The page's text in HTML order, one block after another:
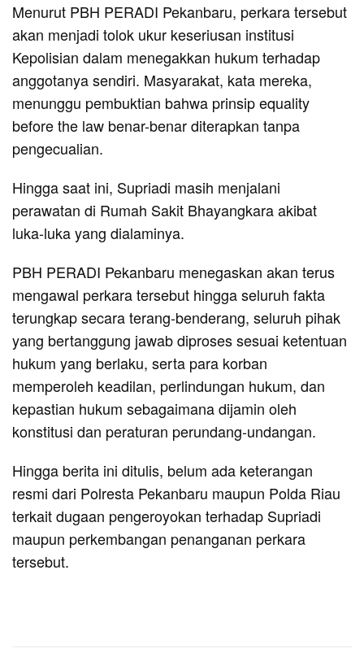
Menurut PBH PERADI Pekanbaru, perkara tersebut
akan menjadi tolok ukur keseriusan institusi
Kepolisian dalam menegakkan hukum terhadap
anggotanya sendiri. Masyarakat, kata mereka,
menunggu pembuktian bahwa prinsip equality
before the law benar-benar diterapkan tanpa
pengecualian.
Hingga saat ini, Supriadi masih menjalani
perawatan di Rumah Sakit Bhayangkara akibat
luka-luka yang dialaminya.
PBH PERADI Pekanbaru menegaskan akan terus
mengawal perkara tersebut hingga seluruh fakta
terungkap secara terang-benderang, seluruh pihak
yang bertanggung jawab diproses sesuai ketentuan
hukum yang berlaku, serta para korban
memperoleh keadilan, perlindungan hukum, dan
kepastian hukum sebagaimana dijamin oleh
konstitusi dan peraturan perundang-undangan.
Hingga berita ini ditulis, belum ada keterangan
resmi dari Polresta Pekanbaru maupun Polda Riau
terkait dugaan pengeroyokan terhadap Supriadi
maupun perkembangan penanganan perkara
tersebut.